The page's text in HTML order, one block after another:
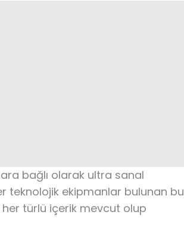
bağlı olarak ultra sanal
teknolojik ekipmanlar bulunan bu
her türlü içerik mevcut olup